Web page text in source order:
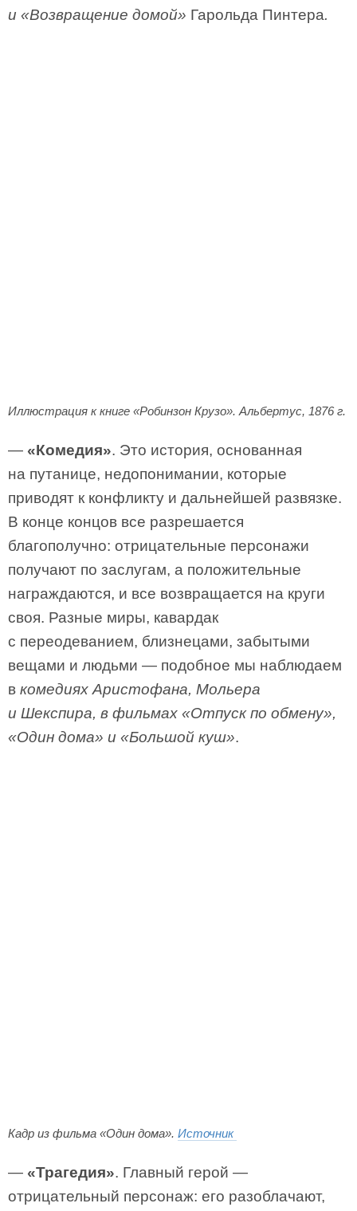
и «Возвращение домой» Гарольда Пинтера.
Иллюстрация к книге «Робинзон Крузо». Альбертус, 1876 г.
— «Комедия». Это история, основанная
на путанице, недопонимании, которые
приводят к конфликту и дальнейшей развязке.
В конце концов все разрешается
благополучно: отрицательные персонажи
получают по заслугам, а положительные
награждаются, и все возвращается на круги
своя. Разные миры, кавардак
с переодеванием, близнецами, забытыми
вещами и людьми — подобное мы наблюдаем
в комедиях Аристофана, Мольера
и Шекспира, в фильмах «Отпуск по обмену»,
«Один дома» и «Большой куш».
Кадр из фильма «Один дома». Источник
— «Трагедия». Главный герой —
отрицательный персонаж: его разоблачают,